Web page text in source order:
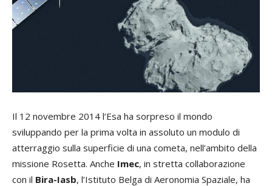
Il 12 novembre 2014 l’Esa ha sorpreso il mondo
sviluppando per la prima volta in assoluto un modulo di
atterraggio sulla superficie di una cometa, nell’ambito della
missione Rosetta. Anche Imec, in stretta collaborazione
con il Bira-Iasb, l’Istituto Belga di Aeronomia Spaziale, ha